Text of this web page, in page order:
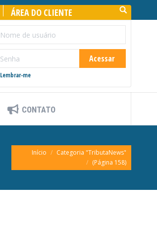
Search:
ÁREA DO CLIENTE
Lembrar-me
CONTATO
Você está aqui:
Início
Categoria "TributaNews"
(Página 158)